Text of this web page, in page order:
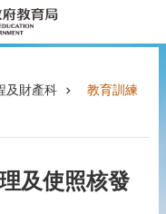
及財產科 教育訓練
及使照核發